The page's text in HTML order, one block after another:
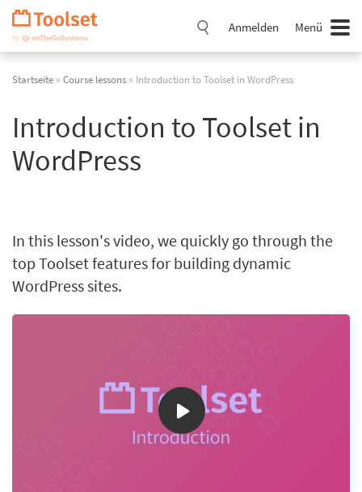
Navigation
überspringen
Anmelden Menü
Startseite » Course lessons » Introduction to Toolset in WordPress
Introduction to Toolset in
WordPress
In this lesson's video, we quickly go through the
top Toolset features for building dynamic
WordPress sites.